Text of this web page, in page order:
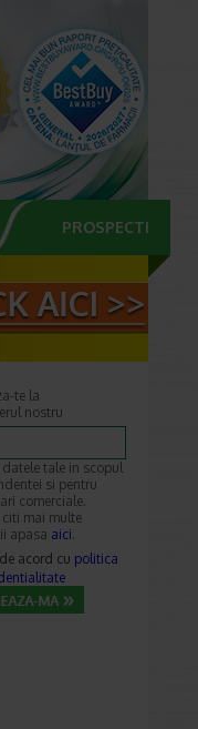
PROSPECTE
te la
nostru
tale in scopul
si pentru
comerciale.
citi mai multe
apasa aici.
acord cu politica